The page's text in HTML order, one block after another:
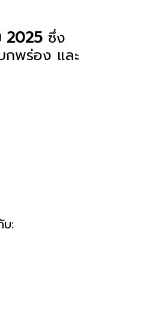
2025 ซึ่ง
กพร่อง และ
: